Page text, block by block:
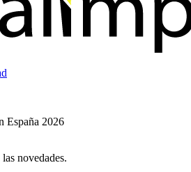
España 2026
novedades.